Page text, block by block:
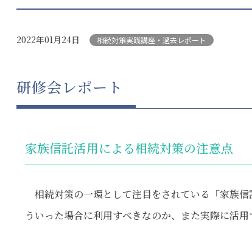
2022年01月24日 相続対策実践講座・過去レポート
研修会レポート
家族信託活用による相続対策の注意点
相続対策の一環として注目をされている「家族
ういった場合に利用すべきなのか、また実際に活